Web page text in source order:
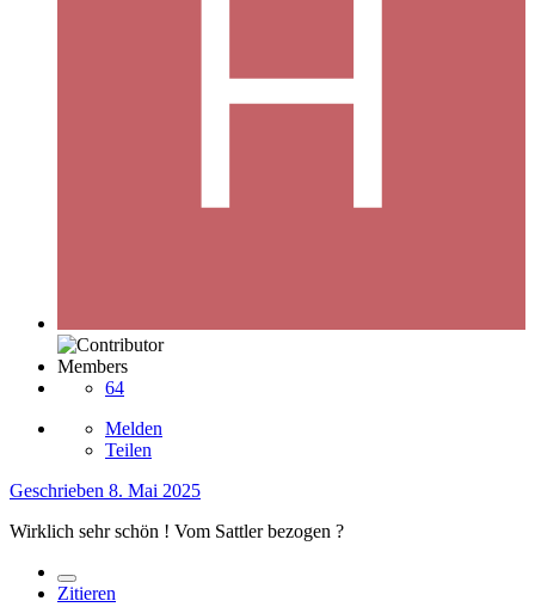
Members
64
Melden
Teilen
Geschrieben 8. Mai 2025
Wirklich sehr schön ! Vom Sattler bezogen ?
Zitieren